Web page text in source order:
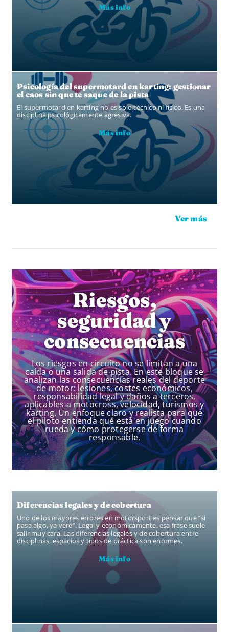
Más info
Psicología del supermotard en karting: gestionar
el caos sin que te saque de la pista
El supermotard en karting no es solo técnico ni físico. Es una
disciplina psicológicamente agresiva.
Más info
Ver más
Riesgos,
seguridad y
consecuencias
Los riesgos en circuito no se limitan a una
caída o una salida de pista. En este bloque se
analizan las consecuencias reales del deporte
de motor: lesiones, costes económicos,
responsabilidad legal y daños a terceros,
aplicables a motocross, velocidad, turismos y
karting. Un enfoque claro y realista para que
el piloto entienda qué está en juego cuando
rueda y cómo protegerse de forma
responsable.
Diferencias legales y de cobertura
Uno de los mayores errores en motorsport es pensar que “si
pasa algo, ya veré”. Legal y económicamente, esa frase suele
salir muy cara. Las diferencias legales y de cobertura entre
disciplinas, espacios y tipos de práctica son enormes.
Más info